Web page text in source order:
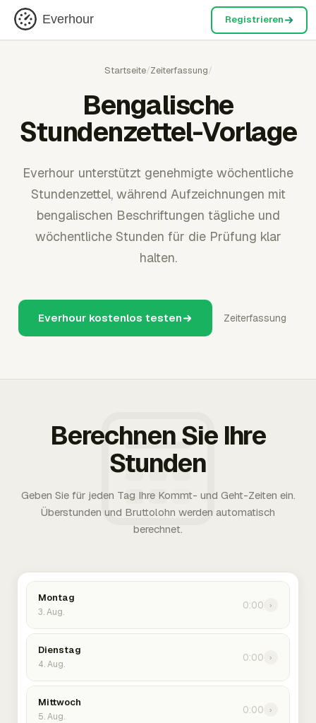
Everhour Registrieren
Startseite/Zeiterfassung/
Bengalische
Stundenzettel-Vorlage
Everhour unterstützt genehmigte wöchentliche
Stundenzettel, während Aufzeichnungen mit
bengalischen Beschriftungen tägliche und
wöchentliche Stunden für die Prüfung klar
halten.
Everhour kostenlos testen Zeiterfassung
Berechnen Sie Ihre
Stunden
Geben Sie für jeden Tag Ihre Kommt- und Geht-Zeiten ein.
Überstunden und Bruttolohn werden automatisch
berechnet.
Montag
3. Aug.
0:00 ›
Dienstag
4. Aug.
0:00 ›
Mittwoch
5. Aug.
0:00 ›